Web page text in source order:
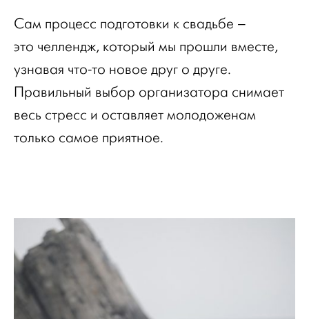
Сам процесс подготовки к свадьбе –
это челлендж, который мы прошли вместе,
узнавая что-то новое друг о друге.
Правильный выбор организатора снимает
весь стресс и оставляет молодоженам
только самое приятное.